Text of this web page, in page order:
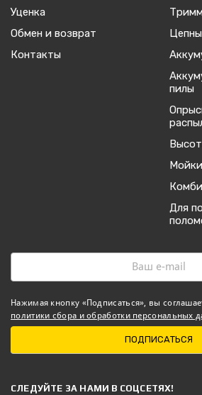
Уценка
Обмен и возврат
Контакты
пилы
Для
Нажимая кнопку «Подписаться», вы
политики сбора и обработки персональных
ПОДПИСАТЬСЯ
CЛЕДУЙТЕ ЗА НАМИ В СОЦСЕТЯХ!